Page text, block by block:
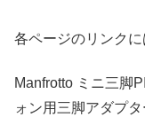
各ページのリンクに
Manfrotto ミニ三脚
ォン用三脚アダプ